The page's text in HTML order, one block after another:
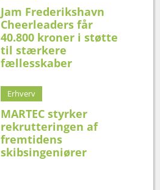
Jam Frederikshavn
Cheerleaders får
40.800 kroner i støtte
til stærkere
fællesskaber
Erhverv
MARTEC styrker
rekrutteringen af
fremtidens
skibsingeniører